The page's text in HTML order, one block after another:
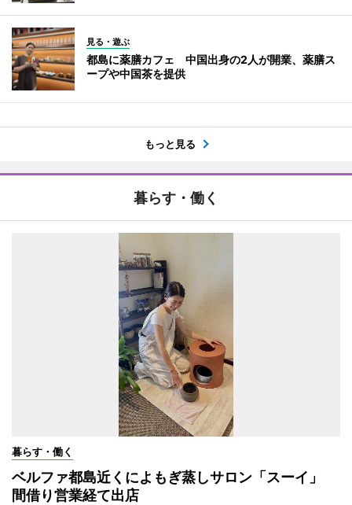
見る・遊ぶ
都島に薬膳カフェ 中国出身の2人が開業、薬膳ス
ープや中国茶を提供
もっと見る
暮らす・働く
暮らす・働く
ベルファ都島近くによもぎ蒸しサロン「スーイ」
間借り営業経て出店